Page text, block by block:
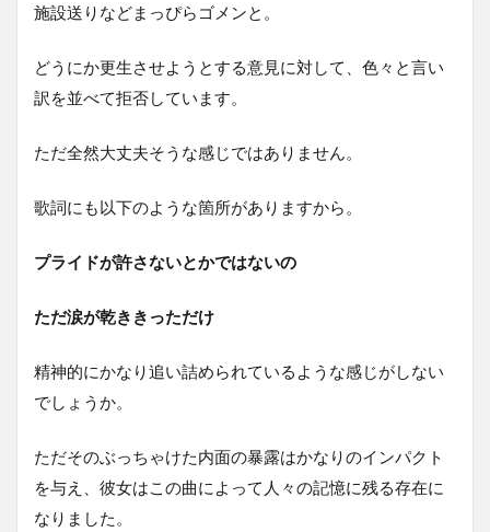
施設送りなどまっぴらゴメンと。
どうにか更生させようとする意見に対して、色々と言い
訳を並べて拒否しています。
ただ全然大丈夫そうな感じではありません。
歌詞にも以下のような箇所がありますから。
プライドが許さないとかではないの
ただ涙が乾ききっただけ
精神的にかなり追い詰められているような感じがしない
でしょうか。
ただそのぶっちゃけた内面の暴露はかなりのインパクト
を与え、彼女はこの曲によって人々の記憶に残る存在に
なりました。